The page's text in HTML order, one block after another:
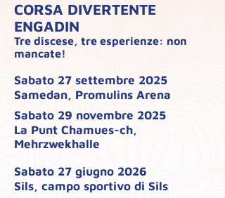
CORSA DIVERTENTE
ENGADIN
Tre discese, tre esperienze: non
mancate!
Sabato 27 settembre 2025
Samedan, Promulins Arena
Sabato 29 novembre 2025
La Punt Chamues-ch,
Mehrzwekhalle
Sabato 27 giugno 2026
Sils, campo sportivo di Sils